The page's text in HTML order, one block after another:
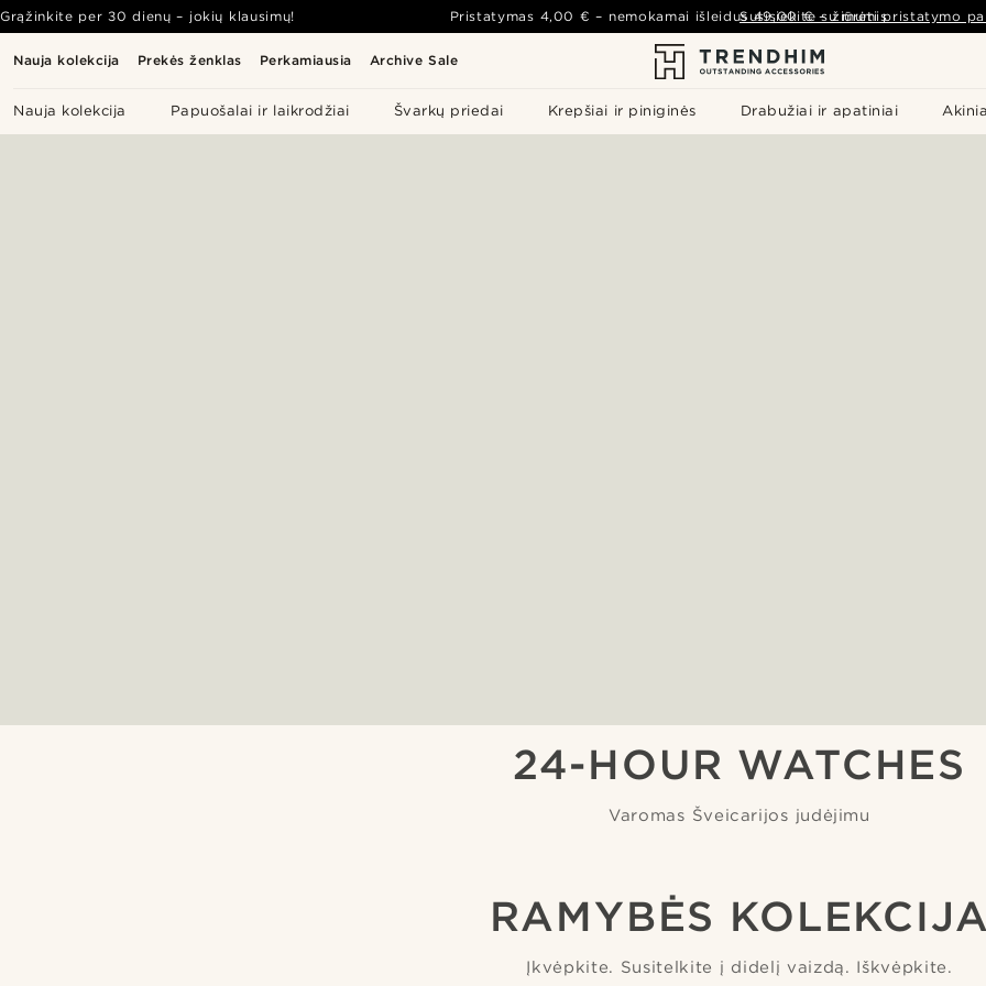
Nauja kolekcija Prekės ženklas Perkamiausia Archive Sale
Nauja kolekcija Papuošalai ir laikrodžiai Švarkų priedai Krepšiai ir piniginės Drabužiai ir apatiniai
Grąžinkite per 30 dienų – jokių klausimų! Pristatymas 4,00 € – nemokamai išleidus49,00 € – žiūrėti pristatymo
Susisiekite su mumis
24-HOUR WATCHES
Varomas Šveicarijos judėjimu
RAMYBĖS
Įkvėpkite. Susitelkite į didelį vaizdą. Iškvėpkite.